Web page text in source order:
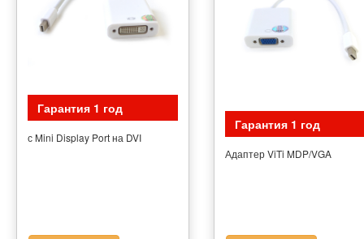
Гарантия 1 год
с Mini Display Port на DVI
Гарантия 1 год
Адаптер ViTi MDP/VGA